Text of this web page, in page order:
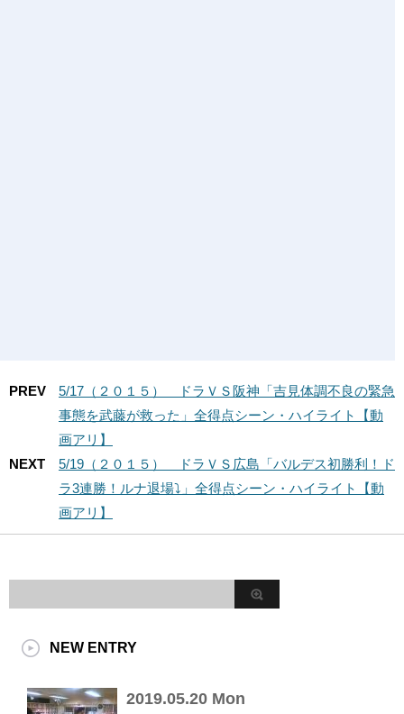
PREV
5/17（２０１５） ドラＶＳ阪神「吉見体調不良の緊急
事態を武藤が救った」全得点シーン・ハイライト【動
画アリ】
NEXT
5/19（２０１５） ドラＶＳ広島「バルデス初勝利！ド
ラ3連勝！ルナ退場⤵」全得点シーン・ハイライト【動
画アリ】
NEW ENTRY
2019.05.20 Mon